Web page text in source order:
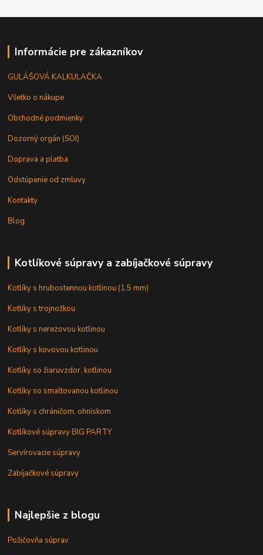
Informácie pre zákazníkov
GULÁŠOVÁ KALKULAČKA
Všetko o nákupe
Obchodné podmienky
Dozorný orgán (SOI)
Doprava a platba
Odstúpenie od zmluvy
Kontakty
Blog
Kotlíkové súpravy a zabíjačkové súpravy
Kotlíky s hrubostennou kotlinou (1,5 mm)
Kotlíky s trojnožkou
Kotlíky s nerezovou kotlinou
Kotlíky s kovovou kotlinou
Kotlíky so žiaruvzdor. kotlinou
Kotlíky so smaltovanou kotlinou
Kotlíky s chráničom, ohniskom
Kotlíkové súpravy BIG PARTY
Servírovacie súpravy
Zabíjačkové súpravy
Najlepšie z blogu
Požičovňa súprav